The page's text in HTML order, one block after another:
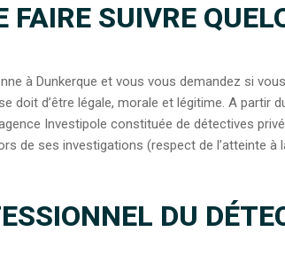
FAIRE SUIVRE
à Dunkerque et vous vous demandez si
doit d’être légale, morale et légitime. A
Investipole constituée de détectives
de ses investigations (respect de l’atteinte à
DU